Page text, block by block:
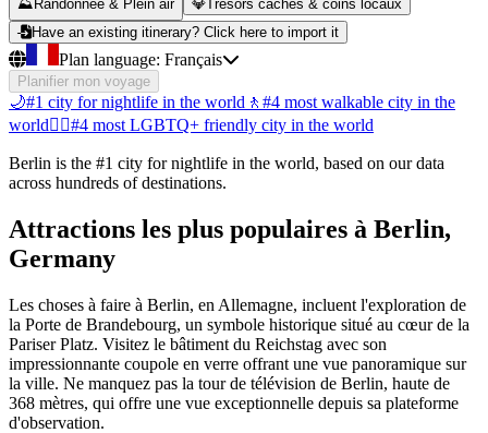
⛰️ Randonnée & Plein air 💎Trésors cachés & coins locaux
Have an existing itinerary? Click here to import it
Plan language: Français
Planifier mon voyage
🌙#1 city for nightlife in the world 🚶 #4 most walkable city in the
world🏳️‍🌈#4 most LGBTQ+ friendly city in the world
Berlin is the #1 city for nightlife in the world, based on our data
across hundreds of destinations.
Attractions les plus populaires à Berlin,
Germany
Les choses à faire à Berlin, en Allemagne, incluent l'exploration de
la Porte de Brandebourg, un symbole historique situé au cœur de la
Pariser Platz. Visitez le bâtiment du Reichstag avec son
impressionnante coupole en verre offrant une vue panoramique sur
la ville. Ne manquez pas la tour de télévision de Berlin, haute de
368 mètres, qui offre une vue exceptionnelle depuis sa plateforme
d'observation.